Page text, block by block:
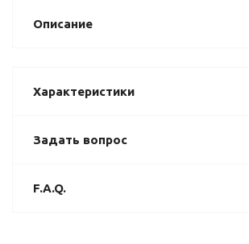
Описание
Характеристики
Задать вопрос
F.A.Q.